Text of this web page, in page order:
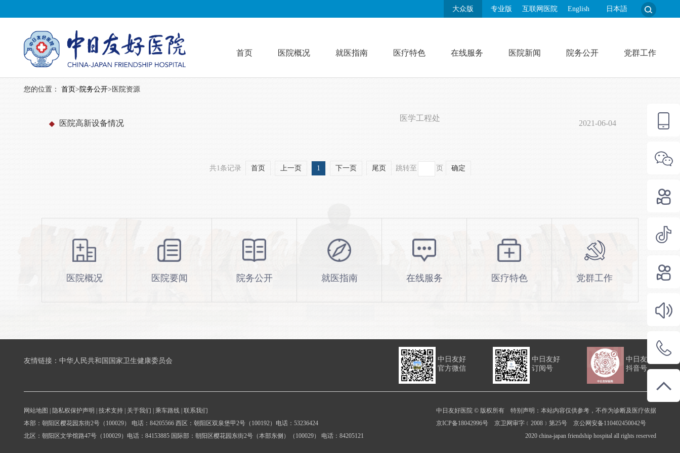
大众版 专业版 互联网医院 English 日本語
首页 医院概况 就医指南 医疗特色 在线服务 医院新闻 院务公开 党群工作
您的位置： 首页> 院务公开> 医院资源
医院高新设备情况
医学工程处
2021-06-04
共1条记录 首页 上一页 1 下一页 尾页 跳转至 页 确定
医院概况 医院要闻 院务公开 就医指南 在线服务 医疗特色 党群工作
友情链接： 中华人民共和国国家卫生健康委员会
中日友好
官方微信
中日友好
订阅号
中日友好
抖音号
网站地图 隐私权保护声明 技术支持 关于我们 乘车路线 联系我们
本部：朝阳区樱花园东街2号（100029） 电话：84205566 西区：朝阳区双泉堡甲2号（100192）电话：53236424
北区：朝阳区文学馆路47号（100029）电话：84153885 国际部：朝阳区樱花园东街2号（本部东侧）（100029） 电话：84205121
中日友好医院 © 版权所有 特别声明：本站内容仅供参考，不作为诊断及医疗依据
京ICP备18042996号 京卫网审字﹝2008﹞第25号 京公网安备110402450042号
2020 china-japan friendship hospital all rights reserved